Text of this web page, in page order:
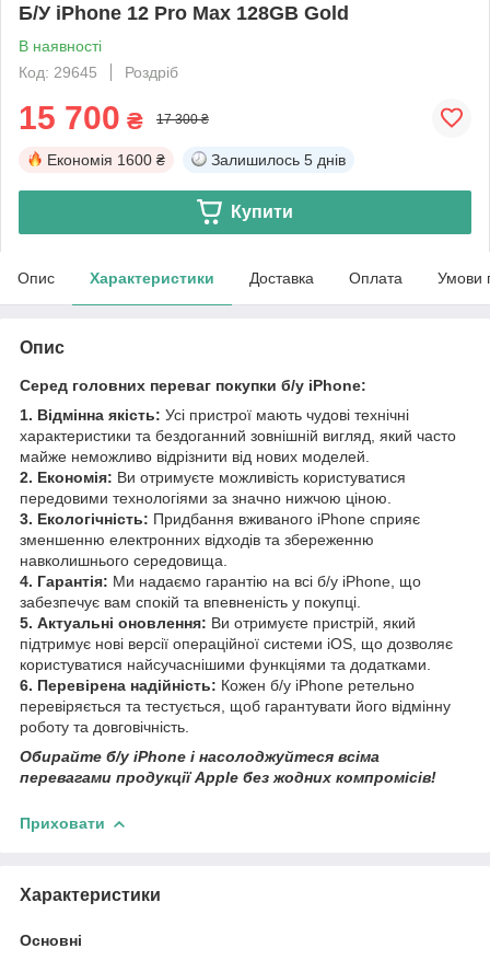
Б/У iPhone 12 Pro Max 128GB Gold
В наявності
Код: 29645
Роздріб
15 700 ₴ 17 300 ₴
Економія 1600 ₴ Залишилось 5 днів
Купити
Опис Характеристики Доставка Оплата Умови
Опис
Серед головних переваг покупки б/у iPhone:
1. Відмінна якість: Усі пристрої мають чудові технічні
характеристики та бездоганний зовнішній вигляд, який часто
майже неможливо відрізнити від нових моделей.
2. Економія: Ви отримуєте можливість користуватися
передовими технологіями за значно нижчою ціною.
3. Екологічність: Придбання вживаного iPhone сприяє
зменшенню електронних відходів та збереженню
навколишнього середовища.
4. Гарантія: Ми надаємо гарантію на всі б/у iPhone, що
забезпечує вам спокій та впевненість у покупці.
5. Актуальні оновлення: Ви отримуєте пристрій, який
підтримує нові версії операційної системи iOS, що дозволяє
користуватися найсучаснішими функціями та додатками.
6. Перевірена надійність: Кожен б/у iPhone ретельно
перевіряється та тестується, щоб гарантувати його відмінну
роботу та довговічність.
Обирайте б/у iPhone і насолоджуйтеся всіма
перевагами продукції Apple без жодних компромісів!
Приховати
Характеристики
Основні